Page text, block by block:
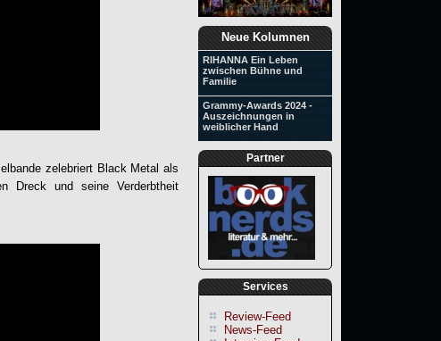
Neue Kolumnen
RIHANNA Ein Leben
zwischen Bühne und
Familie
Grammy-Awards 2024 -
Auszeichnungen in
weiblicher Hand
Partner
Services
Review-Feed
News-Feed
zelebriert Black Metal als
Dreck und seine Verderbtheit